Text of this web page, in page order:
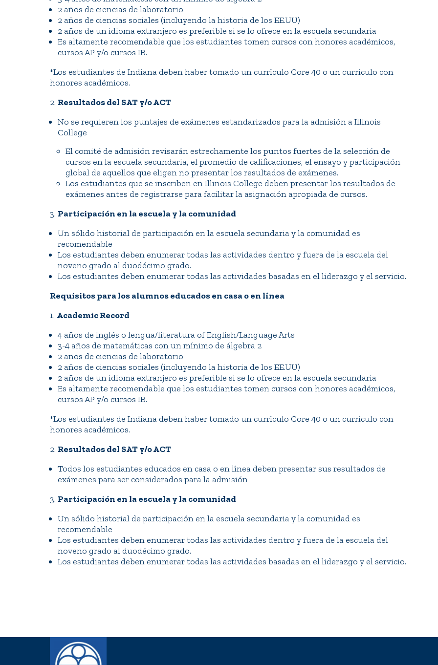
2 años de ciencias de laboratorio
2 años de ciencias sociales (incluyendo la historia de los EE.UU)
2 años de un idioma extranjero es preferible si se lo ofrece en la escuela secundaria
Es altamente recomendable que los estudiantes tomen cursos con honores académicos,
cursos AP y/o cursos IB.
*Los estudiantes de Indiana deben haber tomado un currículo Core 40 o un currículo con
honores académicos.
2. Resultados del SAT y/o ACT
No se requieren los puntajes de exámenes estandarizados para la admisión a Illinois
College
El comité de admisión revisarán estrechamente los puntos fuertes de la selección de
cursos en la escuela secundaria, el promedio de calificaciones, el ensayo y participación
global de aquellos que eligen no presentar los resultados de exámenes.
Los estudiantes que se inscriben en Illinois College deben presentar los resultados de
exámenes antes de registrarse para facilitar la asignación apropiada de cursos.
3. Participación en la escuela y la comunidad
Un sólido historial de participación en la escuela secundaria y la comunidad es
recomendable
Los estudiantes deben enumerar todas las actividades dentro y fuera de la escuela del
noveno grado al duodécimo grado.
Los estudiantes deben enumerar todas las actividades basadas en el liderazgo y el servicio.
Requisitos para los alumnos educados en casa o en línea
1. Academic Record
4 años de inglés o lengua/literatura of English/Language Arts
3-4 años de matemáticas con un mínimo de álgebra 2
2 años de ciencias de laboratorio
2 años de ciencias sociales (incluyendo la historia de los EE.UU)
2 años de un idioma extranjero es preferible si se lo ofrece en la escuela secundaria
Es altamente recomendable que los estudiantes tomen cursos con honores académicos,
cursos AP y/o cursos IB.
*Los estudiantes de Indiana deben haber tomado un currículo Core 40 o un currículo con
honores académicos.
2. Resultados del SAT y/o ACT
Todos los estudiantes educados en casa o en línea deben presentar sus resultados de
exámenes para ser considerados para la admisión
3. Participación en la escuela y la comunidad
Un sólido historial de participación en la escuela secundaria y la comunidad es
recomendable
Los estudiantes deben enumerar todas las actividades dentro y fuera de la escuela del
noveno grado al duodécimo grado.
Los estudiantes deben enumerar todas las actividades basadas en el liderazgo y el servicio.